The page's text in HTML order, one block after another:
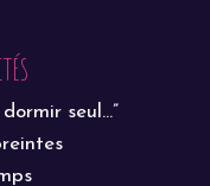
seul…”